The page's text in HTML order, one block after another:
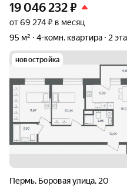
19 046 232₽
от 69 274 ₽ в месяц
95 м²
4-комн. квартира 2
новостройка
Пермь, Боровая улица, 20